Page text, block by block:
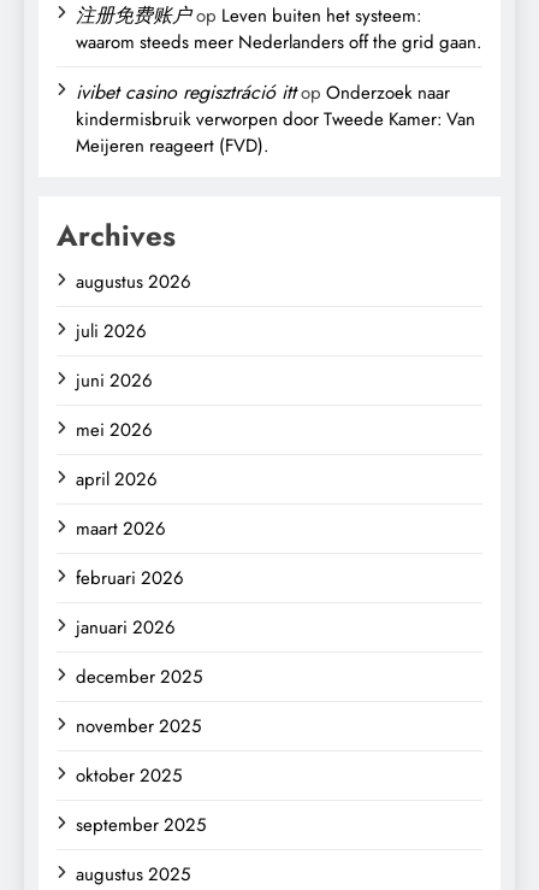
注册免费账户op Leven buiten het systeem:
waarom steeds meer Nederlanders off the grid gaan.
ivibet casino regisztráció ittop Onderzoek naar
kindermisbruik verworpen door Tweede Kamer: Van
Meijeren reageert (FVD).
Archives
augustus 2026
juli 2026
juni 2026
mei 2026
april 2026
maart 2026
februari 2026
januari 2026
december 2025
november 2025
oktober 2025
september 2025
augustus 2025